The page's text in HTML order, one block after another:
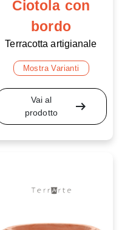
Ciotola con
bordo
Terracotta artigianale
Mostra Varianti
Vai al
prodotto
arrow_right_alt